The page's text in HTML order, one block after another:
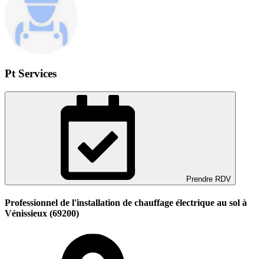
Pt Services
Prendre RDV
Professionnel de l'installation de chauffage électrique au sol à
Vénissieux (69200)